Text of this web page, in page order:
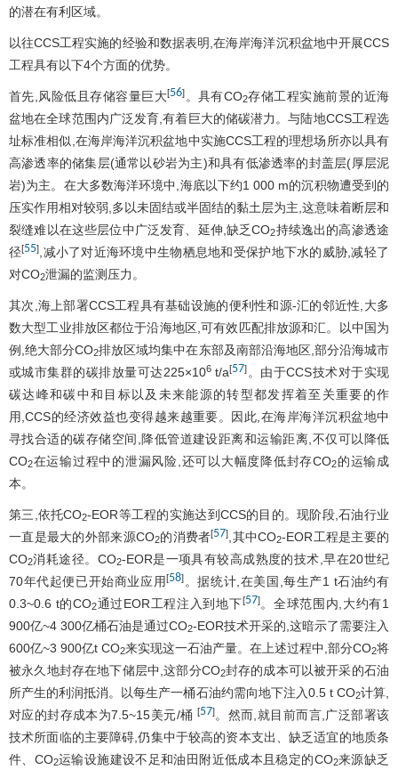
的潜在有利区域。
以往CCS工程实施的经验和数据表明,在海岸海洋沉积盆地中开展CCS
工程具有以下4个方面的优势。
首先,风险低且存储容量巨大[56] 。具有CO2存储工程实施前景的近海
盆地在全球范围内广泛发育,有着巨大的储碳潜力。与陆地CCS工程选
址标准相似,在海岸海洋沉积盆地中实施CCS工程的理想场所亦以具有
高渗透率的储集层(通常以砂岩为主)和具有低渗透率的封盖层(厚层泥
岩)为主。在大多数海洋环境中,海底以下约1 000 m的沉积物遭受到的
压实作用相对较弱,多以未固结或半固结的黏土层为主,这意味着断层和
裂缝难以在这些层位中广泛发育、延伸,缺乏CO2持续逸出的高渗透途
径[55] ,减小了对近海环境中生物栖息地和受保护地下水的威胁,减轻了
对CO2泄漏的监测压力。
其次,海上部署CCS工程具有基础设施的便利性和源-汇的邻近性,大多
数大型工业排放区都位于沿海地区,可有效匹配排放源和汇。以中国为
例,绝大部分CO2排放区域均集中在东部及南部沿海地区,部分沿海城市
或城市集群的碳排放量可达225×106t/a[57] 。由于CCS技术对于实现
碳达峰和碳中和目标以及未来能源的转型都发挥着至关重要的作
用,CCS的经济效益也变得越来越重要。因此,在海岸海洋沉积盆地中
寻找合适的碳存储空间,降低管道建设距离和运输距离,不仅可以降低
CO2在运输过程中的泄漏风险,还可以大幅度降低封存CO2的运输成
本。
第三,依托CO2-EOR等工程的实施达到CCS的目的。现阶段,石油行业
一直是最大的外部来源CO2的消费者[57] ,其中CO2-EOR工程是主要的
CO2消耗途径。CO2-EOR是一项具有较高成熟度的技术,早在20世纪
70年代起便已开始商业应用[58] 。据统计,在美国,每生产1 t石油约有
0.3~0.6 t的CO2通过EOR工程注入到地下[57]。全球范围内,大约有1
900亿~4 300亿桶石油是通过CO2-EOR技术开采的,这暗示了需要注入
600亿~3 900亿t CO2来实现这一石油产量。在上述过程中,部分CO2将
被永久地封存在地下储层中,这部分CO2封存的成本可以被开采的石油
所产生的利润抵消。以每生产一桶石油约需向地下注入0.5 t CO2计算,
对应的封存成本为7.5~15美元/桶 [57]。然而,就目前而言,广泛部署该
技术所面临的主要障碍,仍集中于较高的资本支出、缺乏适宜的地质条
件、CO2运输设施建设不足和油田附近低成本且稳定的CO2来源缺乏